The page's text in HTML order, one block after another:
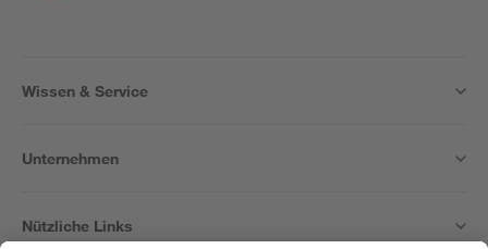
Wissen & Service
Unternehmen
Nützliche Links